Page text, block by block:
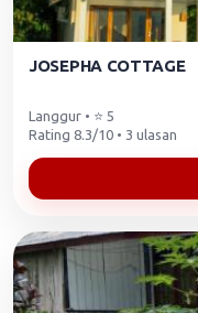
JOSEPHA COTTAGE
Langgur • ⭐ 5
Rating 8.3/10 • 3 ulasan